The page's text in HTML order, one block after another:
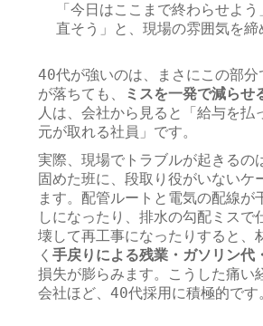
「今日はここまで終わらせよ
直そう」と、現場の雰囲気を締
40代が強いのは、まさにこの部分
が落ちても、
ミスを一発で減らせ
人は、会社から見ると「給与を払
元が取れる社員」です。
実際、現場でトラブルが起きるの
固めた班に、段取り役がいないケ
ます。配管ルートと電気の配線が
しになったり、排水の勾配ミスで
壊して再工事になったりすると、
く手戻りによる残業・ガソリン代
損失が膨らみます。こうした痛い
会社ほど、40代採用に積極的です